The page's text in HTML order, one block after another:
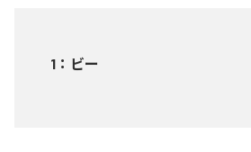
1 ： ビー